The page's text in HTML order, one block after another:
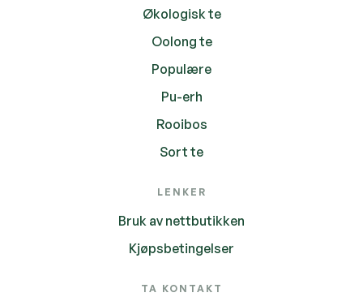
Økologisk te
Oolong te
Populære
Pu-erh
Rooibos
Sort te
LENKER
Bruk av nettbutikken
Kjøpsbetingelser
TA KONTAKT